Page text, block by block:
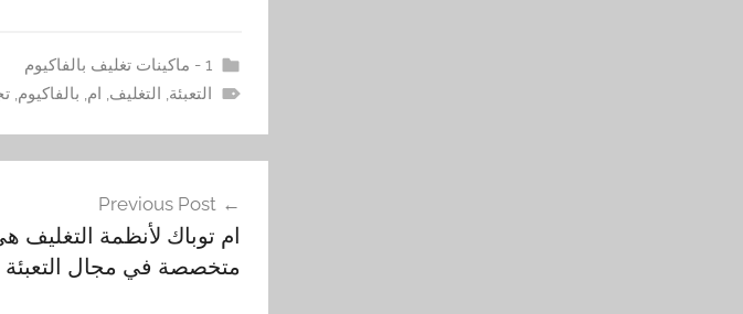
1 - ماكينات تغليف بالفاكيوم
التعبئة, التغليف, ام, بالفاكيوم,
المقالات
Previous Post
ام توباك لأنظمة التغليف
متخصصة في مجال التعبئة